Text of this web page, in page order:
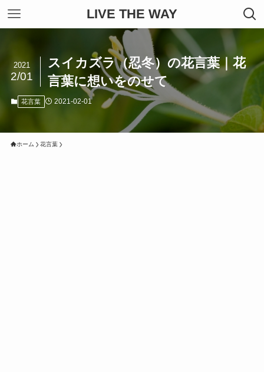
LIVE THE WAY
スイカズラ（忍冬）の花言葉｜花
言葉に想いをのせて
2021
2/01
花言葉 2021-02-01
ホーム 花言葉